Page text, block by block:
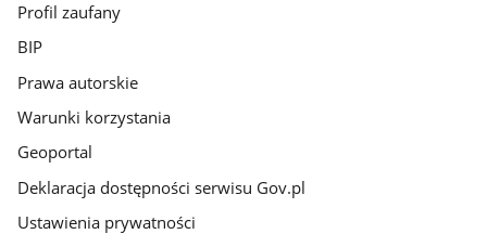
Profil zaufany
BIP
Prawa autorskie
Warunki korzystania
Geoportal
Deklaracja dostępności serwisu Gov.pl
Ustawienia prywatności